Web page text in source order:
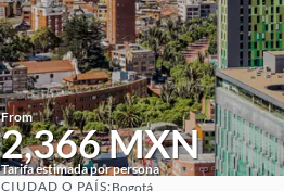
From
2,366 MXN
Tarifa estimada por persona
CIUDAD O PAÍS:Bogotá